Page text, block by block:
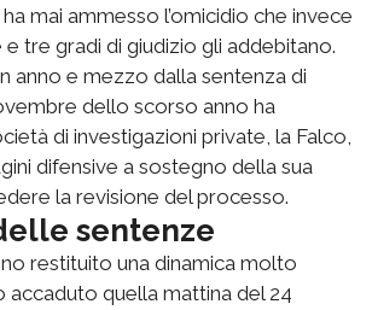
ha mai ammesso l’omicidio che invece
e tre gradi di giudizio gli addebitano.
anno e mezzo dalla sentenza di
dello scorso anno ha
di investigazioni private, la Falco,
difensive a sostegno della sua
la revisione del processo.
sentenze
restituito una dinamica molto
accaduto quella mattina del 24